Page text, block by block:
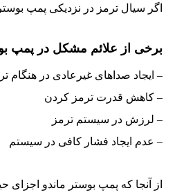
اگر سیال ترمز در نزدیکی پمپ
برخی از علائم مشکل در پمپ
– ایجاد صداهای غیرعادی در هنگام
– کاهش قدرت ترمز کردن
– لرزش در سیستم ترمز
– عدم ایجاد فشار کافی در سیستم
از آنجا که پمپ بوستر ماندو